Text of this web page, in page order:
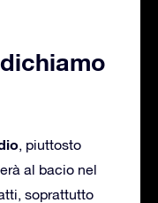
, piuttosto
al bacio nel
soprattutto